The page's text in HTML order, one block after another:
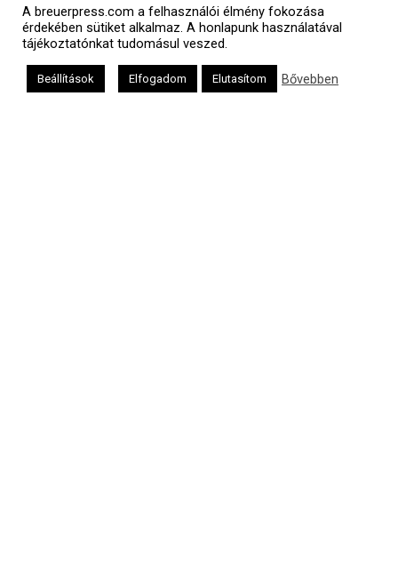
אב
Oldalunkat a Mazsök támogatja
A breuerpress.com a felhasználói élmény fokozása
érdekében sütiket alkalmaz. A honlapunk használatával
tájékoztatónkat tudomásul veszed.
Beállítások Elfogadom Elutasítom Bővebben